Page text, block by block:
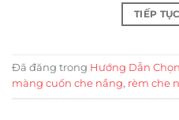
TIẾP
Đã đăng trong Hướng Dẫn
màng cuốn che nắng, rèm che